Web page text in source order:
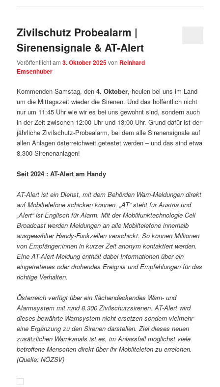
Zivilschutz Probealarm |
Sirenensignale & AT-Alert
Veröffentlicht am3. Oktober 2025von Reinhard
Emsenhuber
Kommenden Samstag, den4. Oktober, heulen bei uns im Land
um die Mittagszeit wieder die Sirenen. Und das hoffentlich nicht
nur um 11:45 Uhr wie wir es bei uns gewohnt sind, sondern auch
in der Zeit zwischen 12:00 Uhr und 13:00 Uhr. Grund dafür ist der
jährliche Zivilschutz-Probealarm, bei dem alle Sirenensignale auf
allen Anlagen österreichweit getestet werden – und das sind etwa
8.300 Sirenenanlagen!
Seit 2024 : AT-Alert am Handy
AT-Alert ist ein Dienst, mit dem Behörden Warn-Meldungen direkt
auf Mobiltelefone schicken können. „AT“ steht für Austria und
„Alert“ ist Englisch für Alarm. Mit der Mobilfunktechnologie Cell
Broadcast werden Meldungen an alle Mobiltelefone innerhalb
ausgewählter Handy-Funkzellen verschickt. So können Millionen
von Empfänger:innen in kurzer Zeit anonym kontaktiert werden.
Eine AT-Alert-Meldung enthält dabei Informationen über ein
eingetretenes oder drohendes Ereignis und Empfehlungen für das
richtige Verhalten.
Österreich verfügt über ein flächendeckendes Warn- und
Alarmsystem mit rund 8.300 Zivilschutzsirenen. AT-Alert wird
dieses bewährte Warnsystem nicht ersetzen sondern vielmehr
eine Ergänzung zu den Sirenen darstellen. Ziel dieses neuen
zusätzlichen Warnkanals ist es, im Anlassfall möglichst viele
betroffene Menschen direkt über ihr Mobiltelefon zu erreichen.
(Quelle: NÖZSV)